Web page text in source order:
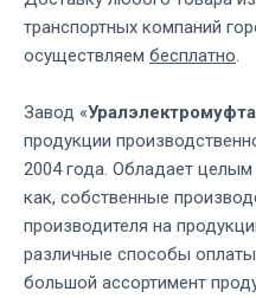
транспортных компаний
осуществляем бесплатно.
Завод «Уралэлектромуфта
продукции
2004 года. Обладает
как, собственные
производителя на
различные способы
большой ассортимент